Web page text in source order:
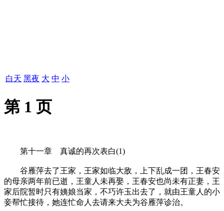
白天 黑夜 大 中 小
第 1 页
第十一章 真诚的再次表白(1)
谷雁萍去了王家，王家如临大敌，上下乱成一团，王春安
的母亲两年前已逝，王童人未再娶，王春安也尚未有正妻，王
家后院暂时只有姨娘当家，不巧许玉出去了，就由王童人的小
妾帮忙接待，她连忙命人去请来大夫为谷雁萍诊治。